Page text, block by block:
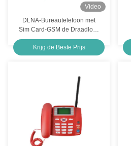
Video
DLNA-Bureautelefoon met
Sim Card-GSM de Draadloze
Lange Reservetijd van de
Desktoptelefoon
Krijg de Beste Prijs